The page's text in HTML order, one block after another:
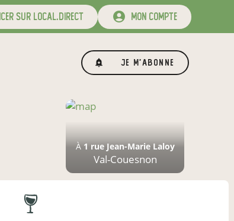
sur local.direct mon compte
Je m'abonne
À1 rue Jean-Marie Laloy
Val-Couesnon